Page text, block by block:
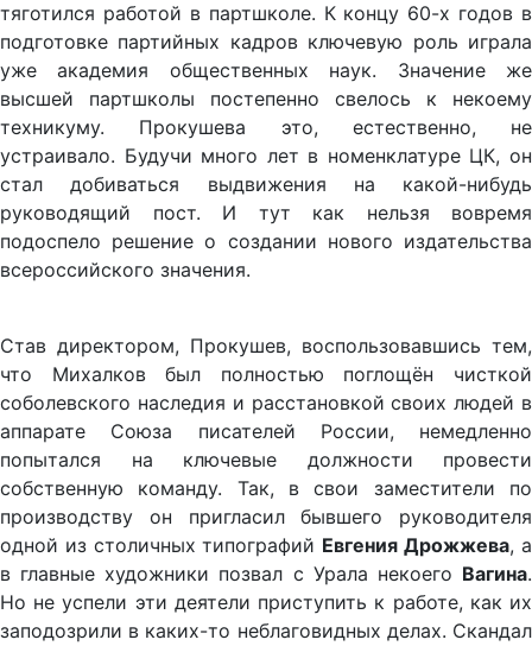
тяготился работой в партшколе. К концу 60-х годов в
подготовке партийных кадров ключевую роль играла
уже академия общественных наук. Значение же
высшей партшколы постепенно свелось к некоему
техникуму. Прокушева это, естественно, не
устраивало. Будучи много лет в номенклатуре ЦК, он
стал добиваться выдвижения на какой-нибудь
руководящий пост. И тут как нельзя вовремя
подоспело решение о создании нового издательства
всероссийского значения.
Став директором, Прокушев, воспользовавшись тем,
что Михалков был полностью поглощён чисткой
соболевского наследия и расстановкой своих людей в
аппарате Союза писателей России, немедленно
попытался на ключевые должности провести
собственную команду. Так, в свои заместители по
производству он пригласил бывшего руководителя
одной из столичных типографий Евгения Дрожжева, а
в главные художники позвал с Урала некоего Вагина.
Но не успели эти деятели приступить к работе, как их
заподозрили в каких-то неблаговидных делах. Скандал